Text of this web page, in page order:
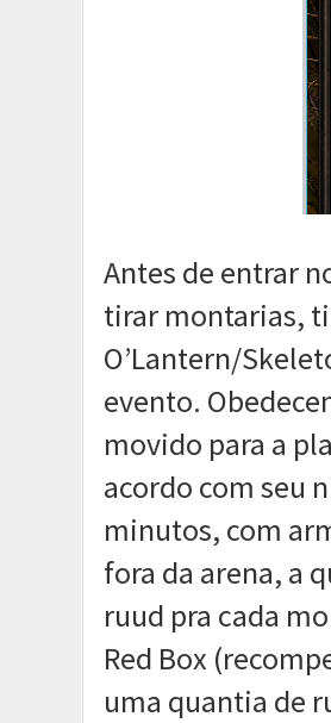
Antes de entrar
tirar montarias,
O’Lantern/
evento.
movido para a
acordo com seu
minutos, com
fora da arena, a
ruud pra cada
Red Box
uma quantia de